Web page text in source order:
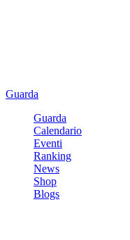
Guarda
Guarda
Calendario
Eventi
Ranking
News
Shop
Blogs